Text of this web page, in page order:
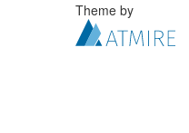
Theme by